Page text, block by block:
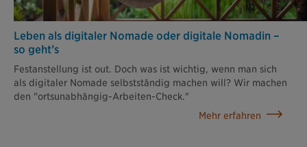
Leben als digitaler Nomade oder digitale Nomadin –
so geht’s
Festanstellung ist out. Doch was ist wichtig, wenn man sich
als digitaler Nomade selbstständig machen will? Wir machen
den "ortsunabhängig-Arbeiten-Check."
Mehr erfahren